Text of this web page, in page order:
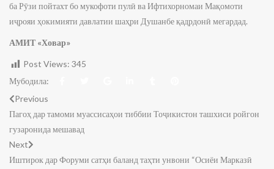
ба Рӯзи пойтахт бо мукофоти пулӣ ва Ифтихорномаи Мақомоти
иҷрояи ҳокимияти давлатии шаҳри Душанбе қадрдонӣ мегардад.
АМИТ «Ховар»
Post Views: 345
Мубодила:
Previous
Пагоҳ дар тамоми муассисаҳои тиббии Тоҷикистон ташхиси ройгон
гузаронида мешавад
Next
Иштирок дар Форуми сатҳи баланд таҳти унвони “Осиёи Марказӣ